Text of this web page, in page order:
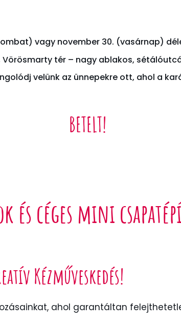
vagy november 30. (vasárnap)
Vörösmarty tér – nagy ablakos,
velünk az ünnepekre ott, ahol a
BETELT!
és céges mini
Kézműveskedés!
ahol garantáltan